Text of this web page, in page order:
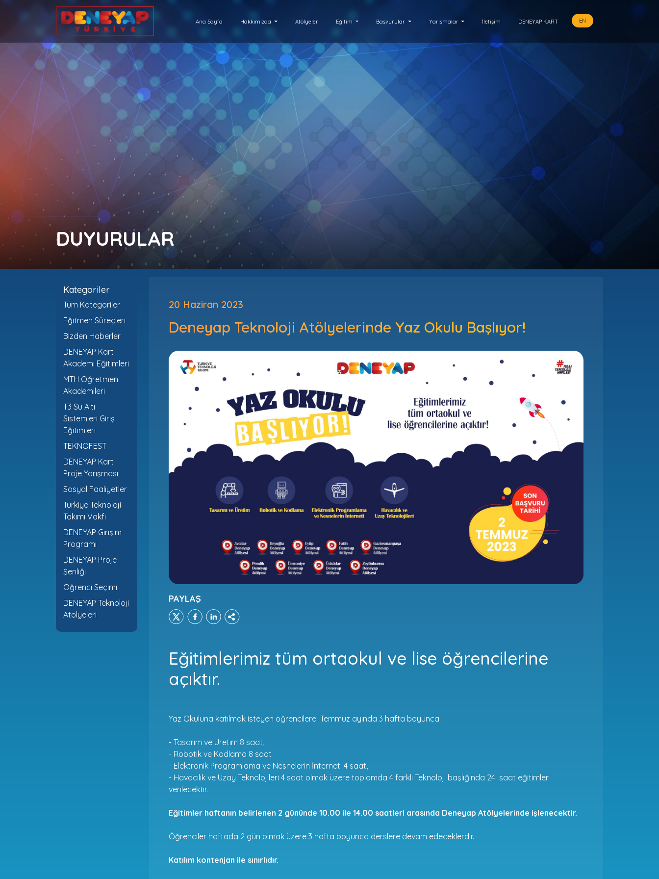
Ana Sayfa Hakkımızda Atölyeler Eğitim Başvurular Yarışmalar İletişim DENEYAP KART EN
DUYURULAR
Kategoriler
Tüm Kategoriler
Eğitmen Süreçleri
Bizden Haberler
DENEYAP Kart
Akademi Eğitimleri
MTH Öğretmen
Akademileri
T3 Su Altı
Sistemleri Giriş
Eğitimleri
TEKNOFEST
DENEYAP Kart
Proje Yarışması
Sosyal Faaliyetler
Türkiye Teknoloji
Takımı Vakfı
DENEYAP Girişim
Programı
DENEYAP Proje
Şenliği
Öğrenci Seçimi
DENEYAP Teknoloji
Atölyeleri
20 Haziran 2023
Deneyap Teknoloji Atölyelerinde Yaz Okulu Başlıyor!
PAYLAŞ
Eğitimlerimiz tüm ortaokul ve lise öğrencilerine
açıktır.
Yaz Okuluna katılmak isteyen öğrencilere Temmuz ayında 3 hafta boyunca:
- Tasarım ve Üretim 8 saat,
- Robotik ve Kodlama 8 saat
- Elektronik Programlama ve Nesnelerin İnterneti 4 saat,
- Havacılık ve Uzay Teknolojileri 4 saat olmak üzere toplamda 4 farklı Teknoloji başlığında 24 saat eğitimler
verilecektir.
Eğitimler haftanın belirlenen 2 gününde 10.00 ile 14.00 saatleri arasında Deneyap Atölyelerinde işlenecektir.
Öğrenciler haftada 2 gün olmak üzere 3 hafta boyunca derslere devam edeceklerdir.
Katılım kontenjan ile sınırlıdır.